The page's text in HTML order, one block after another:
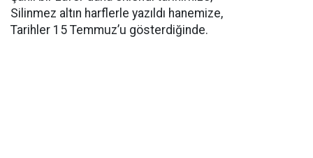
Silinmez altın harflerle yazıldı hanemize,
Tarihler 15 Temmuz’u gösterdiğinde.